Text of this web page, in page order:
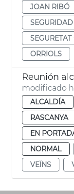
JOAN RIBÓ
ORRIOLS
Reunión
modificado
ALCALDÍA
RASCANYA
EN
NORMAL
VEÏNS